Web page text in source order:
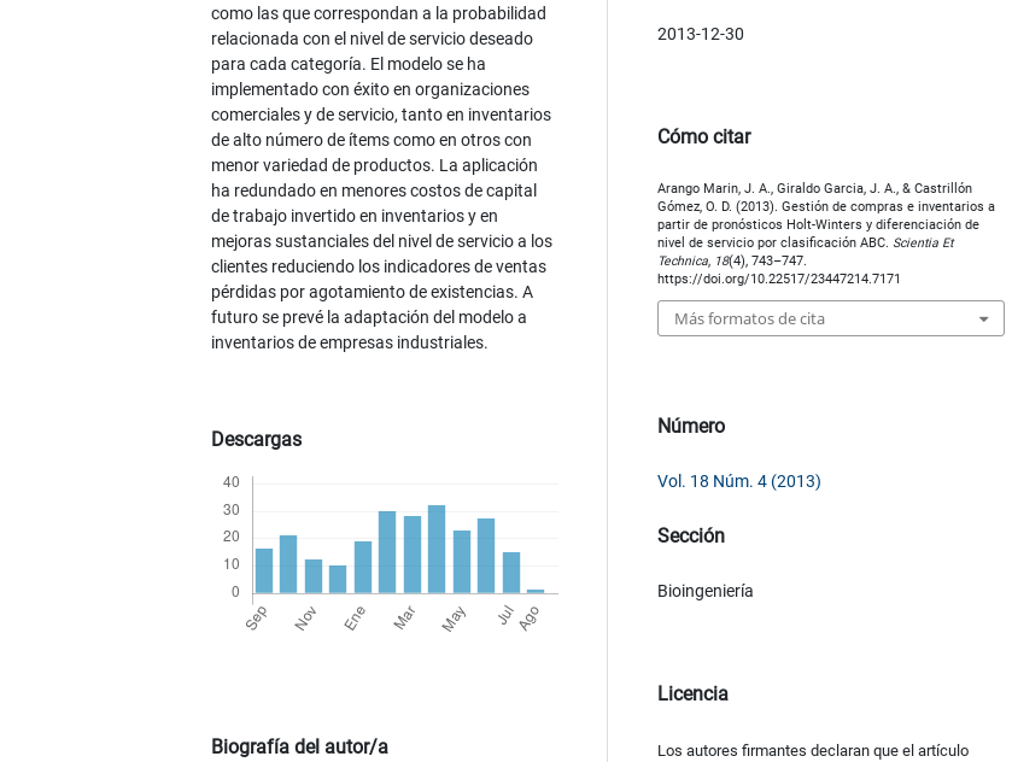
como las que correspondan a la probabilidad
relacionada con el nivel de servicio deseado
para cada categoría. El modelo se ha
implementado con éxito en organizaciones
comerciales y de servicio, tanto en inventarios
de alto número de ítems como en otros con
menor variedad de productos. La aplicación
ha redundado en menores costos de capital
de trabajo invertido en inventarios y en
mejoras sustanciales del nivel de servicio a los
clientes reduciendo los indicadores de ventas
pérdidas por agotamiento de existencias. A
futuro se prevé la adaptación del modelo a
inventarios de empresas industriales.
Descargas
Biografía del autor/a
2013-12-30
Cómo citar
Arango Marin, J. A., Giraldo Garcia, J. A., & Castrillón
Gómez, O. D. (2013). Gestión de compras e inventarios a
partir de pronósticos Holt-Winters y diferenciación de
nivel de servicio por clasificación ABC. Scientia Et
Technica, 18(4), 743–747.
https://doi.org/10.22517/23447214.7171
Más formatos de cita
Número
Vol. 18 Núm. 4 (2013)
Sección
Bioingeniería
Licencia
Los autores firmantes declaran que el artículo